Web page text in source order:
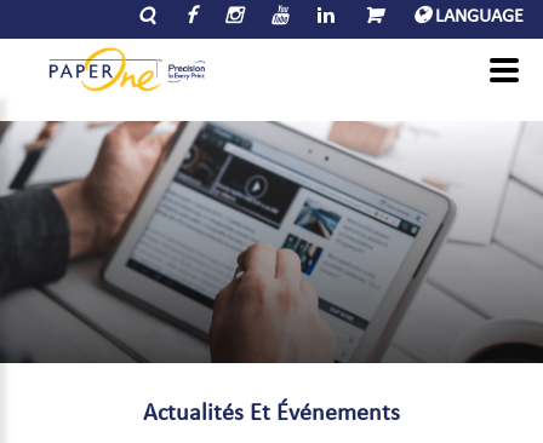
LANGUAGE
Actualités Et Événements